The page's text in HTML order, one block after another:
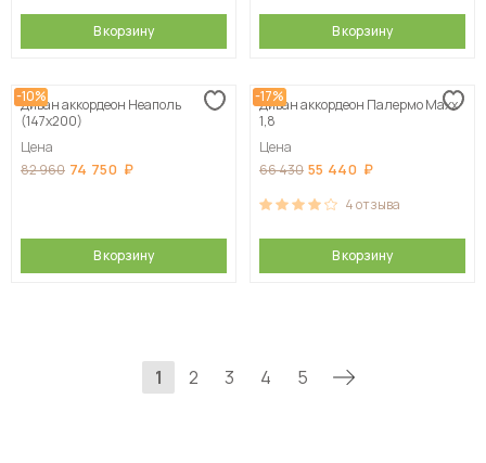
В корзину В корзину
-10%
Диван аккордеон Неаполь
(147х200)
Цена
82 960 74 750
В корзину
-17%
Диван аккордеон Палермо Maxx
1,8
Цена
66 430 55 440
4отзыва
В корзину
1 2 3 4 5